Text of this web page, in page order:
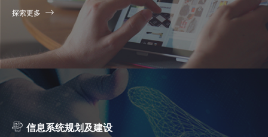
探索更多
信息系统规划及建设